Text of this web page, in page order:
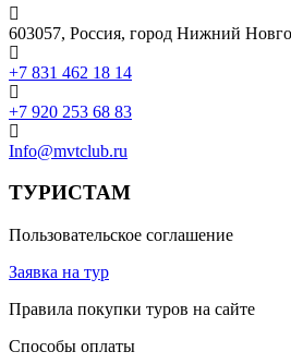
603057, Россия, город Нижний
+7 831 462 18 14
+7 920 253 68 83
Info@mvtclub.ru
ТУРИСТАМ
Пользовательское соглашение
Заявка на тур
Правила покупки туров на сайте
Способы оплаты